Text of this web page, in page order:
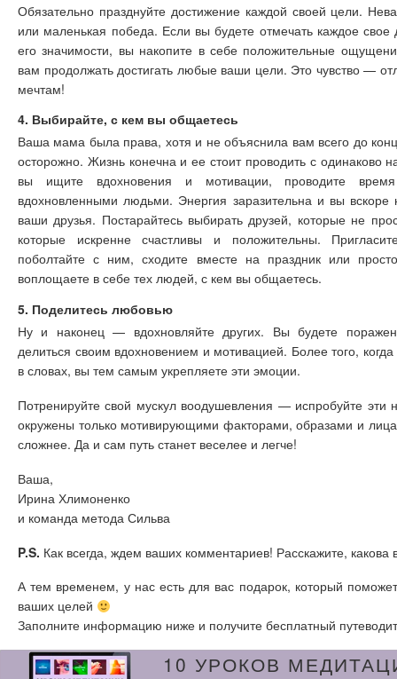
Обязательно празднуйте достижение каждой своей цели.
или маленькая победа. Если вы будете отмечать каждое свое
его значимости, вы накопите в себе положительные
вам продолжать достигать любые ваши цели. Это чувство —
мечтам!
4. Выбирайте, с кем вы общаетесь
Ваша мама была права, хотя и не объяснила вам всего до
осторожно. Жизнь конечна и ее стоит проводить с одинаково
вы ищите вдохновения и мотивации, проводите
вдохновленными людьми. Энергия заразительна и вы вскоре
ваши друзья. Постарайтесь выбирать друзей, которые не
которые искренне счастливы и положительны.
поболтайте с ним, сходите вместе на праздник или
воплощаете в себе тех людей, с кем вы общаетесь.
5. Поделитесь любовью
Ну и наконец — вдохновляйте других. Вы будете
делиться своим вдохновением и мотивацией. Более того,
в словах, вы тем самым укрепляете эти эмоции.
Потренируйте свой мускул воодушевления — испробуйте
окружены только мотивирующими факторами, образами и
сложнее. Да и сам путь станет веселее и легче!
Ваша,
Ирина Хлимоненко
и команда метода Сильва
P.S. Как всегда, ждем ваших комментариев! Расскажите, какова
А тем временем, у нас есть для вас подарок, который
ваших целей
Заполните информацию ниже и получите бесплатный
10 УРОКОВ